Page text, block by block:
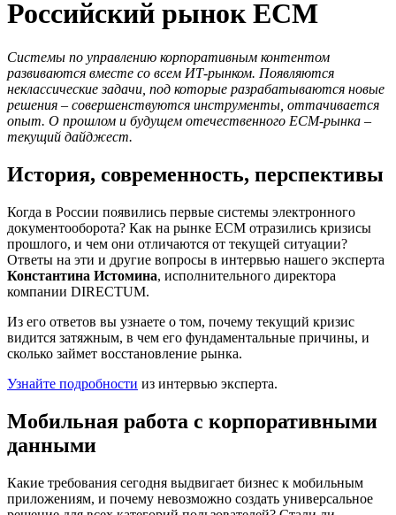
Российский рынок ECM
Системы по управлению корпоративным контентом
развиваются вместе со всем ИТ-рынком. Появляются
неклассические задачи, под которые разрабатываются новые
решения – совершенствуются инструменты, оттачивается
опыт. О прошлом и будущем отечественного ECM-рынка –
текущий дайджест.
История, современность, перспективы
Когда в России появились первые системы электронного
документооборота? Как на рынке ECM отразились кризисы
прошлого, и чем они отличаются от текущей ситуации?
Ответы на эти и другие вопросы в интервью нашего эксперта
Константина Истомина, исполнительного директора
компании DIRECTUM.
Из его ответов вы узнаете о том, почему текущий кризис
видится затяжным, в чем его фундаментальные причины, и
сколько займет восстановление рынка.
Узнайте подробности из интервью эксперта.
Мобильная работа с корпоративными
данными
Какие требования сегодня выдвигает бизнес к мобильным
приложениям, и почему невозможно создать универсальное